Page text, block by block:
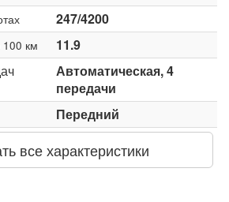
247/4200
100 км
11.9
Автоматическая, 4
передачи
Передний
все характеристики